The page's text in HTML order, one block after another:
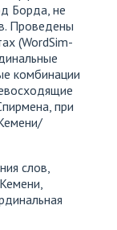
Борда, не
Проведены
(WordSim-
комбинации
при
слов,